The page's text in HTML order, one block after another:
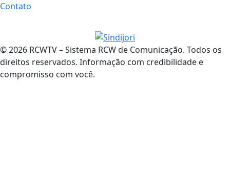
Contato
© 2026 RCWTV – Sistema RCW de Comunicação. Todos os
direitos reservados. Informação com credibilidade e
compromisso com você.